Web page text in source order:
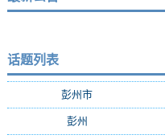
话题列表
彭州市
彭州